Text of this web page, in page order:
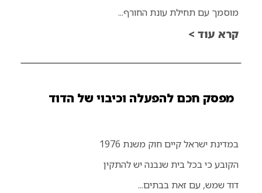
מוסמך עם תחילת עונת החורף...
קרא עוד >
מפסק חכם להפעלה וכיבוי של הדוד
במדינת ישראל קיים חוק משנת 1976
הקובע כי בכל בית שנבנה יש להתקין
דוד שמש, עם זאת בבתים...